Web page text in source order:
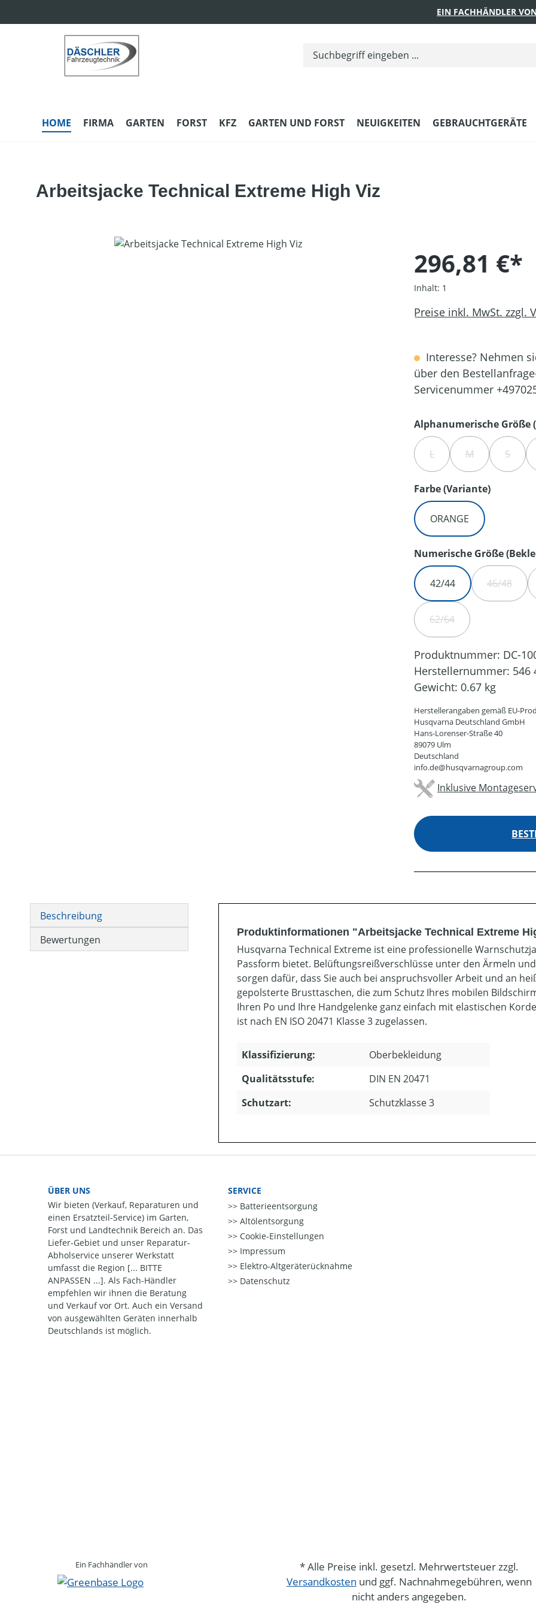
EIN FACHHÄNDLER
HOME FIRMA GARTEN FORST KFZ GARTEN UND FORST NEUIGKEITEN GEBRAUCHTGERÄTE
Arbeitsjacke Technical Extreme High Viz
Bildergalerie überspringen
296,81 €*
Inhalt: 1
Preise inkl. MwSt. zzgl.
Interesse? Nehmen
über den
Servicenummer
Alphanumerische Größe
L(DIESE OPTION IST
M(DIESE OPTION
S(DIESE
Farbe (Variante)
ORANGE
Numerische Größe
42/44 46/48(DIESE
62/64(DIESE OPTION IST
Produktnummer: DC-
Herstellernummer: 546
Gewicht: 0.67 kg
Herstellerangaben gemäß EU-
Husqvarna Deutschland GmbH
Hans-Lorenser-Straße 40
89079 Ulm
Deutschland
info.de@husqvarnagroup.com
Inklusive
Beschreibung
Bewertungen
Produktinformationen "Arbeitsjacke Technical Extreme
Husqvarna Technical Extreme ist eine professionelle
Passform bietet. Belüftungsreißverschlüsse unter den Ärmeln
sorgen dafür, dass Sie auch bei anspruchsvoller Arbeit und an
gepolsterte Brusttaschen, die zum Schutz Ihres mobilen
Ihren Po und Ihre Handgelenke ganz einfach mit elastischen
ist nach EN ISO 20471 Klasse 3 zugelassen.
Klassifizierung:
Oberbekleidung
Qualitätsstufe:
DIN EN 20471
Schutzart:
Schutzklasse 3
ÜBER UNS
Wir bieten (Verkauf, Reparaturen und
einen Ersatzteil-Service) im Garten,
Forst und Landtechnik Bereich an. Das
Liefer-Gebiet und unser Reparatur-
Abholservice unserer Werkstatt
umfasst die Region [... BITTE
ANPASSEN ...]. Als Fach-Händler
empfehlen wir ihnen die Beratung
und Verkauf vor Ort. Auch ein Versand
von ausgewählten Geräten innerhalb
Deutschlands ist möglich.
SERVICE
Batterieentsorgung
Altölentsorgung
Cookie-Einstellungen
Impressum
Elektro-Altgeräterücknahme
Datenschutz
Ein Fachhändler von
* Alle Preise inkl. gesetzl. Mehrwertsteuer zzgl.
Versandkosten und ggf. Nachnahmegebühren, wenn
nicht anders angegeben.